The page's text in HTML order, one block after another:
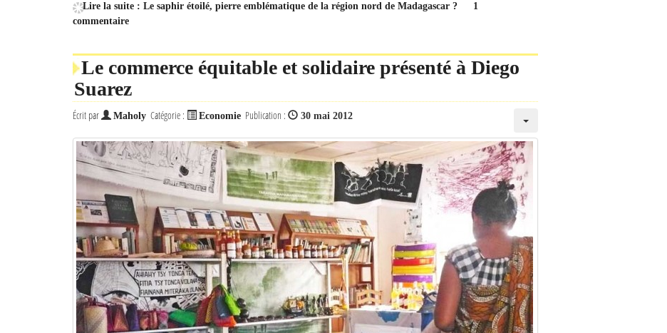
Lire la suite : Le saphir étoilé, pierre emblématique de la région nord de Madagascar ?
1
commentaire
Le commerce équitable et solidaire présenté à Diego
Suarez
Écrit par Maholy Catégorie : Economie Publication : 30 mai 2012